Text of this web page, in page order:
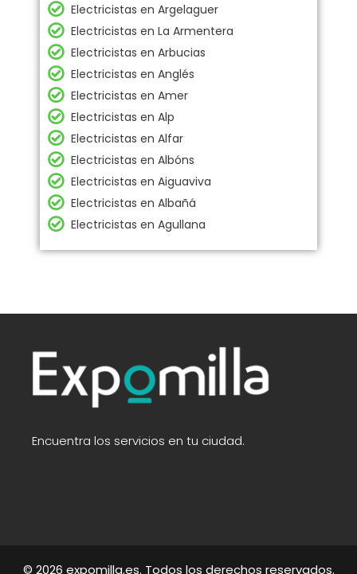
Electricistas en Argelaguer
Electricistas en La Armentera
Electricistas en Arbucias
Electricistas en Anglés
Electricistas en Amer
Electricistas en Alp
Electricistas en Alfar
Electricistas en Albóns
Electricistas en Aiguaviva
Electricistas en Albañá
Electricistas en Agullana
Encuentra los servicios en tu ciudad.
© 2026 expomilla.es. Todos los derechos reservados.